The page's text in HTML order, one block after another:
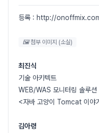
등록 : http://
🖼 첨부 이미지 (소실)
최진식
기술 아키텍트
WEB/WAS 모니터링 솔루션
<자바 고양이 Tomcat 이야
김아령